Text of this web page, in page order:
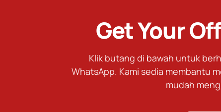
Get Your
Klik butang di bawah untuk
WhatsApp. Kami sedia membantu
mudah